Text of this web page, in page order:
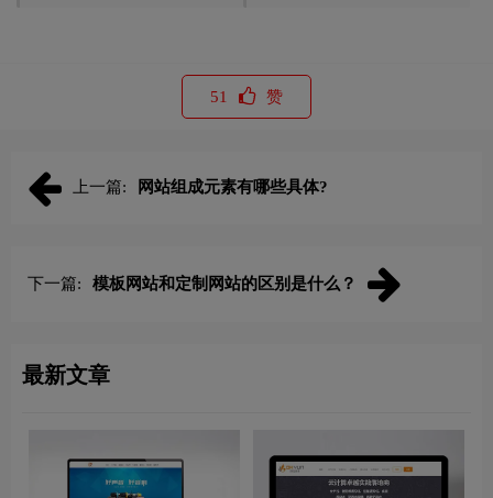
51 赞
上一篇: 网站组成元素有哪些具体?
下一篇: 模板网站和定制网站的区别是什么？
最新文章